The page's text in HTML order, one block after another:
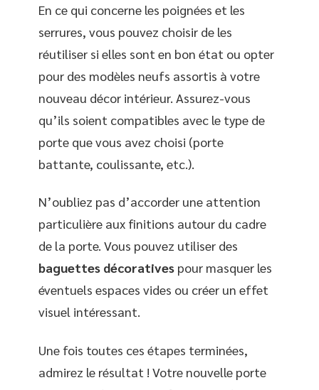
En ce qui concerne les poignées et les
serrures, vous pouvez choisir de les
réutiliser si elles sont en bon état ou opter
pour des modèles neufs assortis à votre
nouveau décor intérieur. Assurez-vous
qu’ils soient compatibles avec le type de
porte que vous avez choisi (porte
battante, coulissante, etc.).
N’oubliez pas d’accorder une attention
particulière aux finitions autour du cadre
de la porte. Vous pouvez utiliser des
baguettes décoratives pour masquer les
éventuels espaces vides ou créer un effet
visuel intéressant.
Une fois toutes ces étapes terminées,
admirez le résultat ! Votre nouvelle porte